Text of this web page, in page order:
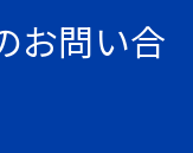
お問い合